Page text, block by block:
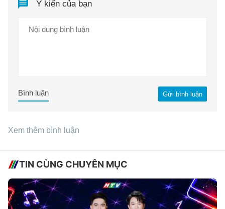
Ý kiến của bạn
Gửi bình luận
Bình luận
Xem thêm bình luận
TIN CÙNG CHUYÊN MỤC